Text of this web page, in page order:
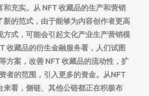
和充实。从 NFT 收藏品的生产和营销
新的范式，由于能够为内容创作者更高
方式，可能会引起文化产业生产营销模
收藏品的衍生金融服务看，人们试图
方案，改善 NFT 收藏品的流动性，扩
者的范围，引入更多的资金。从NFT
来看，侧链、其他公链都正在积极布